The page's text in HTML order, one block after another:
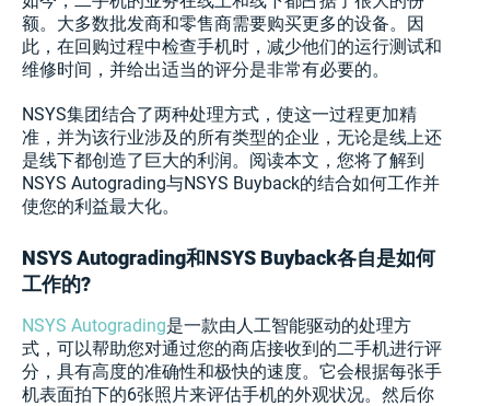
额。大多数批发商和零售商需要购买更多的设备。因
此，在回购过程中检查手机时，减少他们的运行测试和
维修时间，并给出适当的评分是非常有必要的。
NSYS集团结合了两种处理方式，使这一过程更加精
准，并为该行业涉及的所有类型的企业，无论是线上还
是线下都创造了巨大的利润。阅读本文，您将了解到
NSYS Autograding与NSYS Buyback的结合如何工作并
使您的利益最大化。
NSYS Autograding和NSYS Buyback各自是如何
工作的?
NSYS Autograding是一款由人工智能驱动的处理方
式，可以帮助您对通过您的商店接收到的二手机进行评
分，具有高度的准确性和极快的速度。它会根据每张手
机表面拍下的6张照片来评估手机的外观状况。然后你